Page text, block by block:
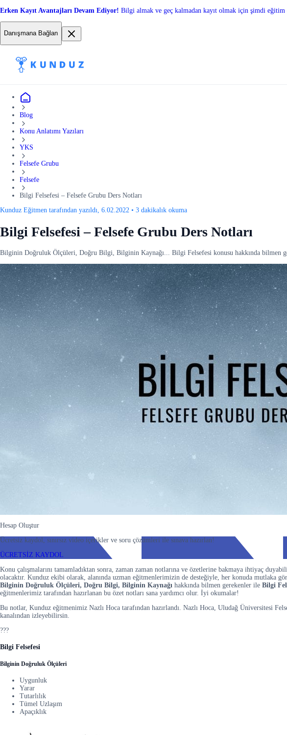
Erken Kayıt Avantajları Devam Ediyor! Bilgi almak ve geç kalmadan kayıt olmak için şimdi eğitim
Danışmana Bağlan
Blog
Konu Anlatımı Yazıları
YKS
Felsefe Grubu
Felsefe
Bilgi Felsefesi – Felsefe Grubu Ders Notları
Kunduz Eğitmen tarafından yazıldı, 6.02.2022 • 3 dakikalık okuma
Bilgi Felsefesi – Felsefe Grubu Ders Notları
Bilginin Doğruluk Ölçüleri, Doğru Bilgi, Bilginin Kaynağı... Bilgi Felsefesi konusu hakkında bilmen
Hesap Oluştur
Ücretsiz kaydol, sınırsız video içerikler ve soru çözümleri ile sınava hazırlan!
ÜCRETSİZ KAYDOL
Konu çalışmalarını tamamladıktan sonra, zaman zaman notlarına ve özetlerine bakmaya ihtiyaç
olacaktır. Kunduz ekibi olarak, alanında uzman eğitmenlerimizin de desteğiyle, her konuda mutlaka
Bilginin Doğruluk Ölçüleri, Doğru Bilgi, Bilginin Kaynağı hakkında bilmen gerekenler ile Bilgi
eğitmenlerimiz tarafından hazırlanan bu özet notları sana yardımcı olur. İyi okumalar!
Bu notlar, Kunduz eğitmenimiz Nazlı Hoca tarafından hazırlandı. Nazlı Hoca, Uludağ Üniversitesi
kanalından izleyebilirsin.
???
Bilgi Felsefesi
Bilginin Doğruluk Ölçüleri
Uygunluk
Yarar
Tutarlılık
Tümel Uzlaşım
Apaçıklık